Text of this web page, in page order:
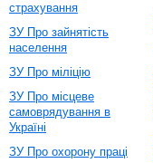
страхування
ЗУ Про зайнятість
населення
ЗУ Про міліцію
ЗУ Про місцеве
самоврядування в
Україні
ЗУ Про охорону праці